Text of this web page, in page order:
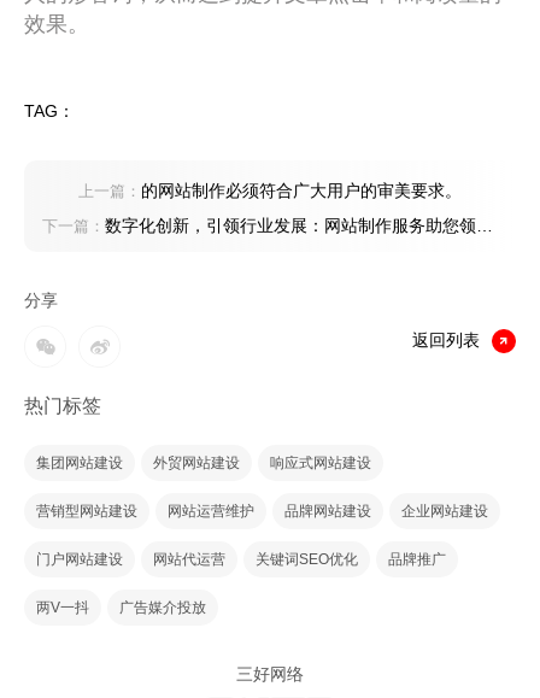
分享
返回列表
热门标签
集团网站建设 外贸网站建设 响应式网站建设
营销型网站建设 网站运营维护 品牌网站建设 企业网站建设
门户网站建设 网站代运营 关键词SEO优化 品牌推广
两V一抖 广告媒介投放
三好网络
效果。
TAG：
上一篇： 的网站制作必须符合广大用户的审美要求。
下一篇： 数字化创新，引领行业发展：网站制作服务助您领跑